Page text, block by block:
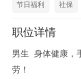
节日福利 社保
职位详情
男生  身体健康，
劳！